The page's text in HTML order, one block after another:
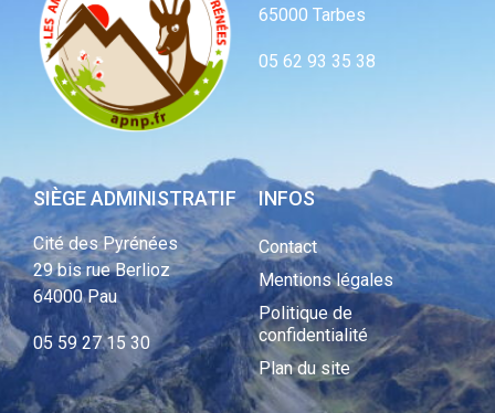
65000 Tarbes
05 62 93 35 38
SIÈGE ADMINISTRATIF
Cité des Pyrénées
29 bis rue Berlioz
64000 Pau
05 59 27 15 30
INFOS
Contact
Mentions légales
Politique de
confidentialité
Plan du site